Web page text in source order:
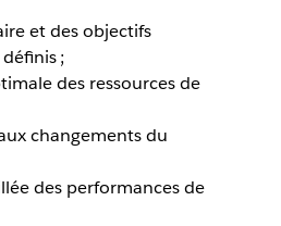
et des objectifs
;
des ressources de
changements du
des performances de